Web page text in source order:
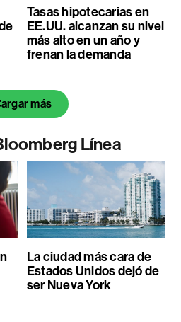
Tasas hipotecarias en
EE.UU. alcanzan su nivel
más alto en un año y
frenan la demanda
más
Línea
La ciudad más cara de
Estados Unidos dejó de
ser Nueva York